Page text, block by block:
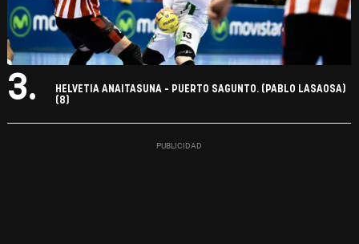
3.
HELVETIA ANAITASUNA - PUERTO SAGUNTO. (PABLO LASAOSA)
(8)